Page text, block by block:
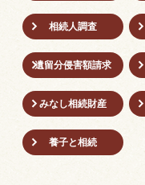
相続人調査
遺留分侵害額請求
みなし相続財産
養子と相続